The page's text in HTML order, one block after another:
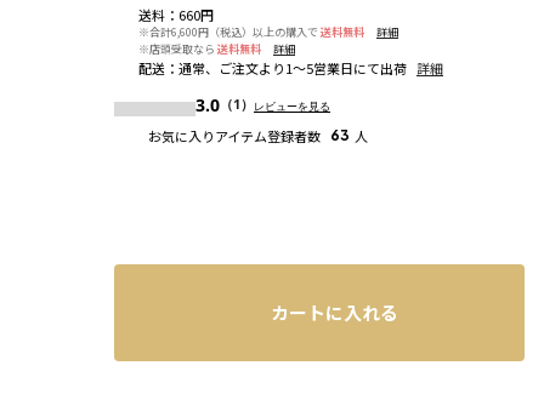
送料 ： 660円
※合計6,600円（税込）以上の購入で 送料無料
詳細
※店頭受取なら 送料無料 詳細
配送 ： 通常、ご注文より1～5営業日にて出荷 詳細
3.0 （1） レビューを見る
お気に入りアイテム登録者数 63 人
カートに入れる